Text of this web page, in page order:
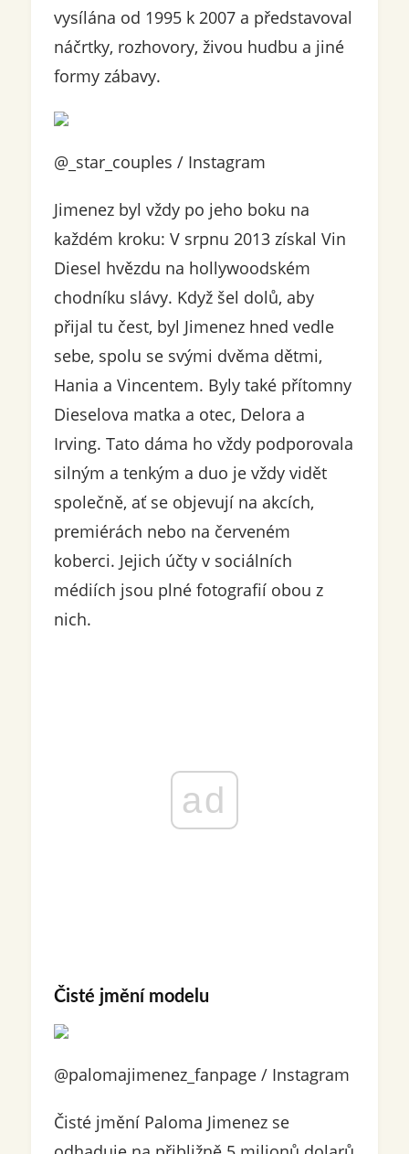
vysílána od 1995 k 2007 a představoval
náčrtky, rozhovory, živou hudbu a jiné
formy zábavy.
@_star_couples / Instagram
Jimenez byl vždy po jeho boku na
každém kroku: V srpnu 2013 získal Vin
Diesel hvězdu na hollywoodském
chodníku slávy. Když šel dolů, aby
přijal tu čest, byl Jimenez hned vedle
sebe, spolu se svými dvěma dětmi,
Hania a Vincentem. Byly také přítomny
Dieselova matka a otec, Delora a
Irving. Tato dáma ho vždy podporovala
silným a tenkým a duo je vždy vidět
společně, ať se objevují na akcích,
premiérách nebo na červeném
koberci. Jejich účty v sociálních
médiích jsou plné fotografií obou z
nich.
ad
Čisté jmění modelu
@palomajimenez_fanpage / Instagram
Čisté jmění Paloma Jimenez se